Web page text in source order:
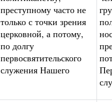
преступному часто не
только с точки зрения
церковной, а потому,
по долгу
первосвятительского
служения Нашего